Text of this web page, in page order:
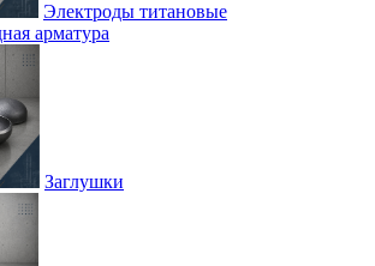
Электроды титановые
арматура
Заглушки